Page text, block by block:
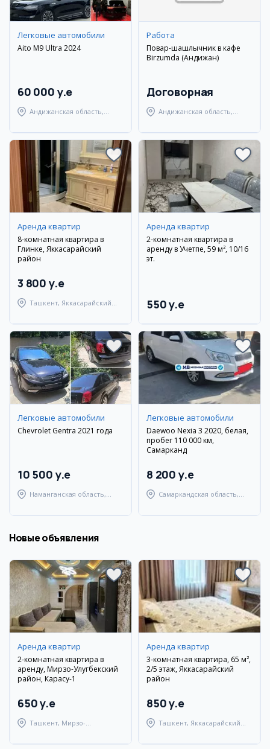
Легковые автомобили
Aito M9 Ultra 2024
60 000 y.e
Андижанская область,
Работа
Повар-шашлычник в кафе
Birzumda (Андижан)
Договорная
Андижанская область,
Аренда квартир
8-комнатная квартира в
Глинке, Яккасарайский
район
3 800 y.e
Ташкент, Яккасарайский
Аренда квартир
2-комнатная квартира в
аренду в Учетпе, 59 м², 10/16
эт.
550 y.e
Легковые автомобили
Chevrolet Gentra 2021 года
10 500 y.e
Наманганская область,
Легковые автомобили
Daewoo Nexia 3 2020, белая,
пробег 110 000 км,
Самарканд
8 200 y.e
Самаркандская область,
Новые объявления
Аренда квартир
2-комнатная квартира в
аренду, Мирзо-Улугбекский
район, Карасу-1
650 y.e
Ташкент, Мирзо-
Аренда квартир
3-комнатная квартира, 65 м²,
2/5 этаж, Яккасарайский
район
850 y.e
Ташкент, Яккасарайский